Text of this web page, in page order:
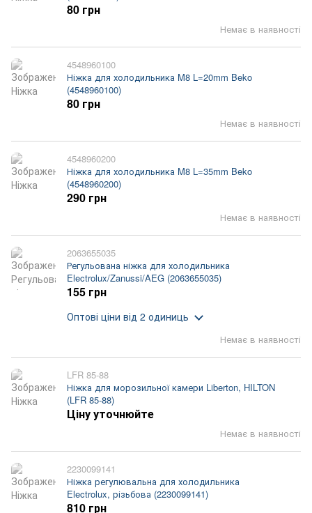
Немає в наявності
80 грн
4548960100
Ніжка для холодильника M8 L=20mm Beko
(4548960100)
Немає в наявності
80 грн
4548960200
Ніжка для холодильника M8 L=35mm Beko
(4548960200)
Немає в наявності
290 грн
2063655035
Регульована ніжка для холодильника
Electrolux/Zanussi/AEG (2063655035)
Немає в наявності
155 грн
Оптові ціни від 2 одиниць
LFR 85-88
Ніжка для морозильної камери Liberton, HILTON
(LFR 85-88)
Немає в наявності
Ціну уточнюйте
2230099141
Ніжка регулювальна для холодильника
Electrolux, різьбова (2230099141)
810 грн